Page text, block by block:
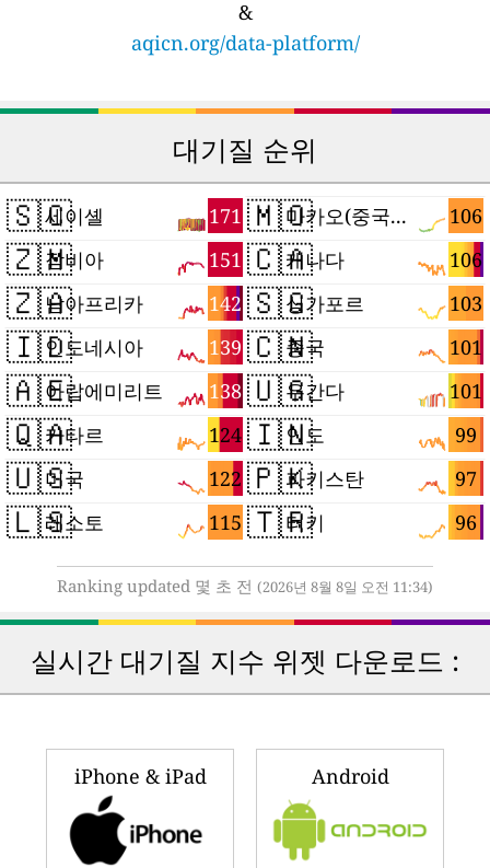
&
aqicn.org/data-platform/
대기질 순위
🇸🇨 171
세이셸
🇿🇲 151
잠비아
🇿🇦 142
남아프리카
🇮🇩 139
인도네시아
🇦🇪 138
아랍에미리트
🇶🇦 124
카타르
🇺🇸 122
미국
🇱🇸 115
레소토
🇲🇴 106
마카오(중국 특별행정구)
🇨🇦 106
캐나다
🇸🇬 103
싱가포르
🇨🇳 101
중국
🇺🇬 101
우간다
🇮🇳 99
인도
🇵🇰 97
파키스탄
🇹🇷 96
터키
Ranking updated 몇 초 전 (2026년 8월 8일 오전 11:34)
실시간 대기질 지수 위젯 다운로드 :
iPhone & iPad Android